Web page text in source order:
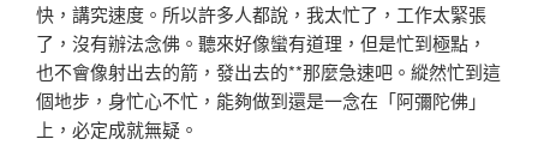
快，講究速度。所以許多人都說，我太忙了，工作太緊張
了，沒有辦法念佛。聽來好像蠻有道理，但是忙到極點，
也不會像射出去的箭，發出去的**那麼急速吧。縱然忙到這
個地步，身忙心不忙，能夠做到還是一念在「阿彌陀佛」
上，必定成就無疑。